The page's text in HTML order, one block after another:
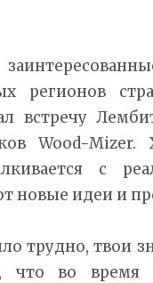
регионов
встречу
Wood-
с
новые идеи и
трудно, твои
что во время